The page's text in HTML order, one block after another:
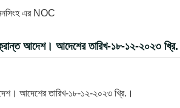
এর NOC
আদেশ। আদেশের তারিখ-১৮-১২-২০২৩
আদেশের তারিখ-১৮-১২-২০২৩ খ্রি.।